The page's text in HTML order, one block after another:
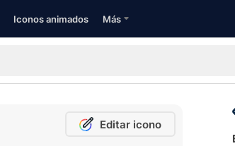
Iconos animados Más
Editar icono